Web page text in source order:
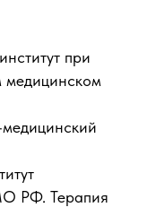
при
медицинском
РФ. Терапия